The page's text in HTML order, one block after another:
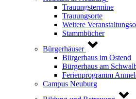
Trauungstermine
Trauungsorte
Weitere
Stammbücher
Bürgerhäuser
Bürgerhaus im Ostend
Bürgerhaus am
Ferienprogramm
Campus Neuburg